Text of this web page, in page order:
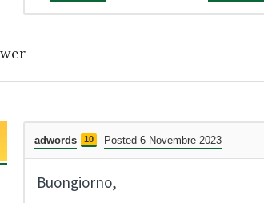
adwords 10 Posted 6 Novembre 2023
Buongiorno,